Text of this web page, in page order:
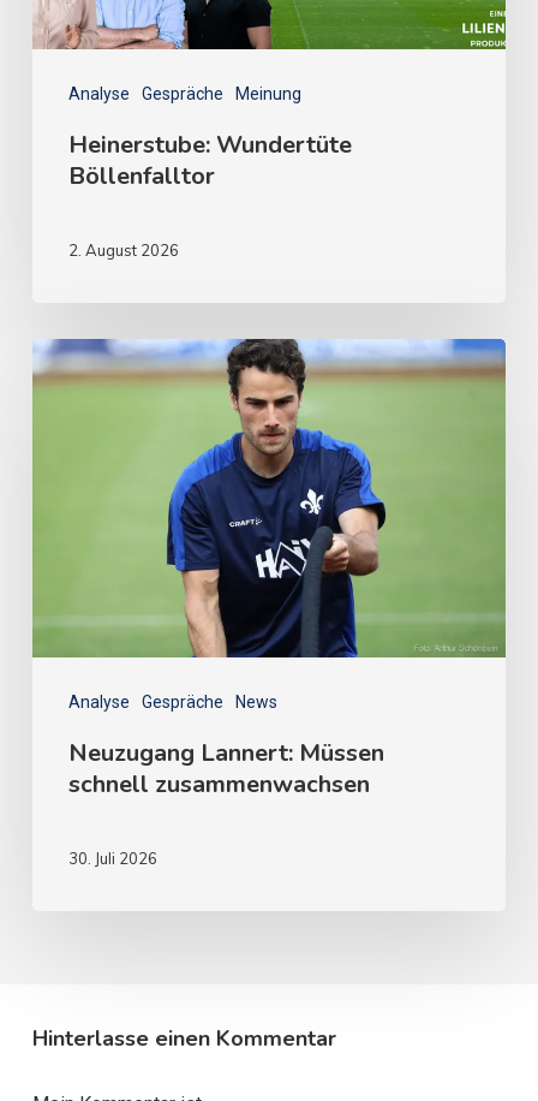
Analyse Gespräche Meinung
Heinerstube: Wundertüte
Böllenfalltor
2. August 2026
Analyse Gespräche News
Neuzugang Lannert: Müssen
schnell zusammenwachsen
30. Juli 2026
Hinterlasse einen Kommentar